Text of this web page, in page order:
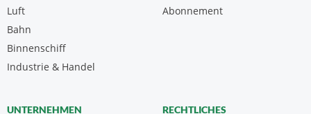
Luft
Bahn
Binnenschiff
Industrie & Handel
Abonnement
UNTERNEHMEN RECHTLICHES